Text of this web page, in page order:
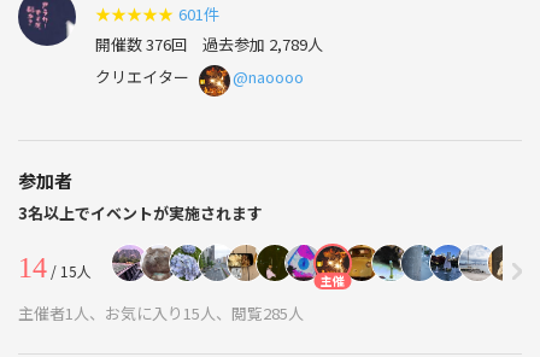
★★★★★ 601件
開催数 376回 過去参加 2,789人
クリエイター
@naoooo
参加者
3名以上でイベントが実施されます
14 / 15人 主催
主催者1人、お気に入り15人、閲覧285人